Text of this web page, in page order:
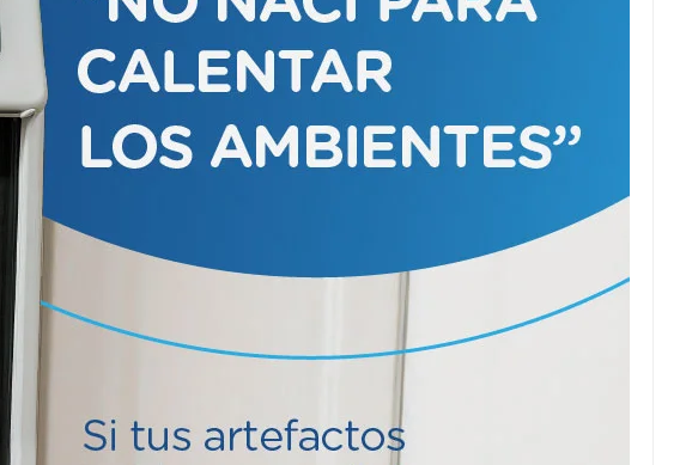
Puente Innova:
Convenio para su
ampliación.